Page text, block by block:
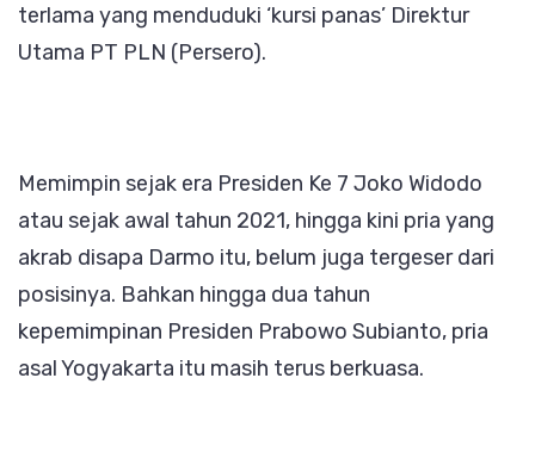
Didi
terlama yang menduduki ‘kursi panas’ Direktur
Utama PT PLN (Persero).
Memimpin sejak era Presiden Ke 7 Joko Widodo
atau sejak awal tahun 2021, hingga kini pria yang
akrab disapa Darmo itu, belum juga tergeser dari
posisinya. Bahkan hingga dua tahun
kepemimpinan Presiden Prabowo Subianto, pria
asal Yogyakarta itu masih terus berkuasa.